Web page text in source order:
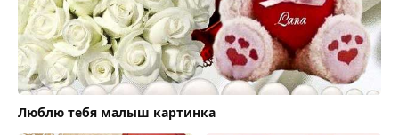
Люблю тебя малыш картинка